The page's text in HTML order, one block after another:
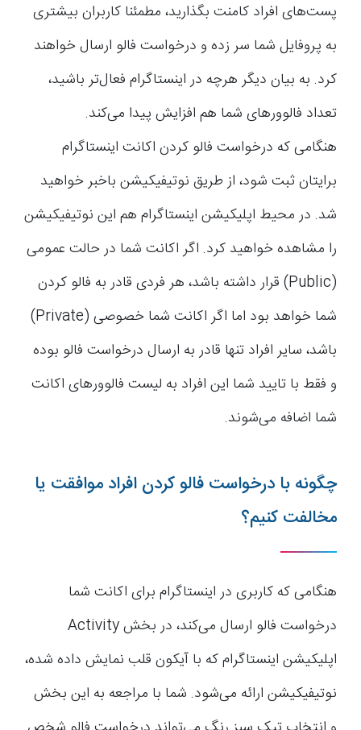
پست‌های افراد کامنت بگذارید، مطمئنا کاربران بیشتری
به پروفایل شما سر زده و درخواست فالو ارسال خواهند
کرد. به بیان دیگر هرچه در اینستاگرام فعال‌تر باشید،
تعداد فالوورهای شما هم افزایش پیدا می‌کند.
هنگامی که درخواست فالو کردن اکانت اینستاگرام
برایتان ثبت شود، از طریق نوتیفیکیشن باخبر خواهید
شد. در محیط اپلیکیشن اینستاگرام هم این نوتیفیکیشن
را مشاهده خواهید کرد. اگر اکانت شما در حالت عمومی
(Public) قرار داشته باشد، هر فردی قادر به فالو کردن
شما خواهد بود اما اگر اکانت شما خصوصی (Private)
باشد، سایر افراد تنها قادر به ارسال درخواست فالو بوده
و فقط با تایید شما این افراد به لیست فالوورهای اکانت
شما اضافه می‌شوند.
چگونه با درخواست فالو کردن افراد موافقت یا
مخالفت کنیم؟
هنگامی که کاربری در اینستاگرام برای اکانت شما
درخواست فالو ارسال می‌کند، در بخش Activity
اپلیکیشن اینستاگرام که با آیکون قلب نمایش داده شده،
نوتیفیکیشن ارائه می‌شود. شما با مراجعه به این بخش